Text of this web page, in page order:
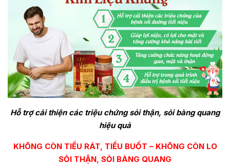
Hỗ trợ cải thiện các triệu chứng sỏi thận, sỏi bàng quang
hiệu quả
KHÔNG CÒN TIỂU RÁT, TIỂU BUỐT – KHÔNG CÒN LO
SỎI THẬN, SỎI BÀNG QUANG